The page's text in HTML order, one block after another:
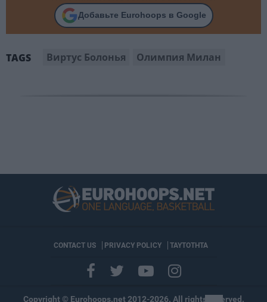
Добавьте Eurohoops в Google
TAGS Виртус Болонья Олимпия Милан
CONTACT US PRIVACY POLICY ΤΑΥΤΟΤΗΤΑ
Copyright © Eurohoops.net 2012-2026. All rights reserved.